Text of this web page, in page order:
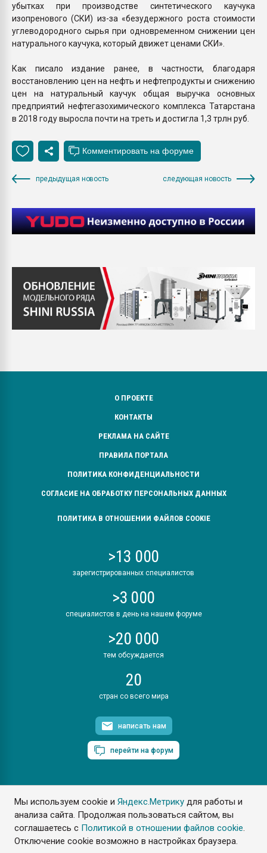
Мы используем cookie иЯндекс.Метрику для работы и
анализа сайта. Продолжая пользоваться сайтом, вы
соглашаетесь с Политикой в отношении файлов cookie.
Отключение cookie возможно в настройках браузера.
убытках при производстве синтетического каучука
изопренового (СКИ) из-за «безудержного роста стоимости
углеводородного сырья при одновременном снижении цен
натурального каучука, который движет ценами СКИ».
Как писало издание ранее, в частности, благодаря
восстановлению цен на нефть и нефтепродукты и снижению
цен на натуральный каучук общая выручка основных
предприятий нефтегазохимического комплекса Татарстана
в 2018 году выросла почти на треть и достигла 1,3 трлн руб.
предыдущая новость следующая новость
О ПРОЕКТЕ
КОНТАКТЫ
РЕКЛАМА НА САЙТЕ
ПРАВИЛА ПОРТАЛА
ПОЛИТИКА КОНФИДЕНЦИАЛЬНОСТИ
СОГЛАСИЕ НА ОБРАБОТКУ ПЕРСОНАЛЬНЫХ ДАННЫХ
ПОЛИТИКА В ОТНОШЕНИИ ФАЙЛОВ COOKIE
>13 000
зарегистрированных специалистов
>3 000
специалистов в день на нашем форуме
>20 000
тем обсуждается
20
стран со всего мира
написать нам
перейти на форум
ПластЭксперт © 2006. Все права защищены
Разрешается копирование материалов сайта с обязательной
ссылкой на www.e-plastic.ru
Разработка сайта